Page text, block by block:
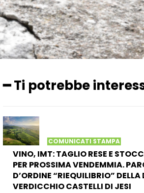
━ Ti potrebbe
COMUNICATI STAMPA
VINO, IMT: TAGLIO RESE E
PER PROSSIMA VENDEMMIA.
D’ORDINE “RIEQUILIBRIO” DELLA
VERDICCHIO CASTELLI DI JESI